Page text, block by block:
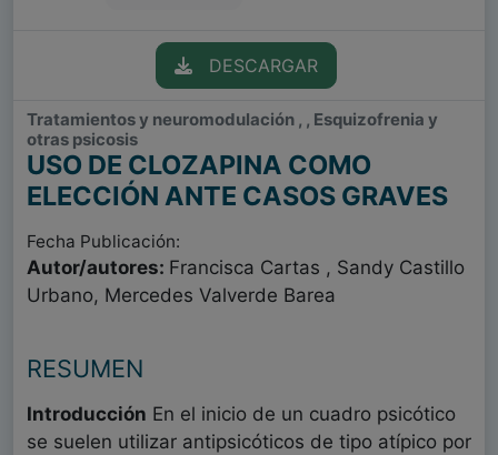
DESCARGAR
Tratamientos y neuromodulación , , Esquizofrenia y
otras psicosis
USO DE CLOZAPINA COMO
ELECCIÓN ANTE CASOS GRAVES
Fecha Publicación:
Autor/autores: Francisca Cartas , Sandy Castillo
Urbano, Mercedes Valverde Barea
RESUMEN
Introducción En el inicio de un cuadro psicótico
se suelen utilizar antipsicóticos de tipo atípico por